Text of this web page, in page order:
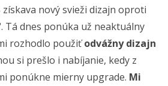
nový svieži dizajn oproti
Tá dnes ponúka už neaktuálny
rozhodlo použiťodvážny dizajn
si prešlo i nabíjanie, kedy z
ponúkne mierny upgrade. Mi